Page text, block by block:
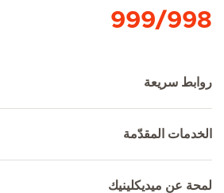
999/998
روابط سريعة
الخدمات المقدّمة
لمحة عن ميديكلينيك